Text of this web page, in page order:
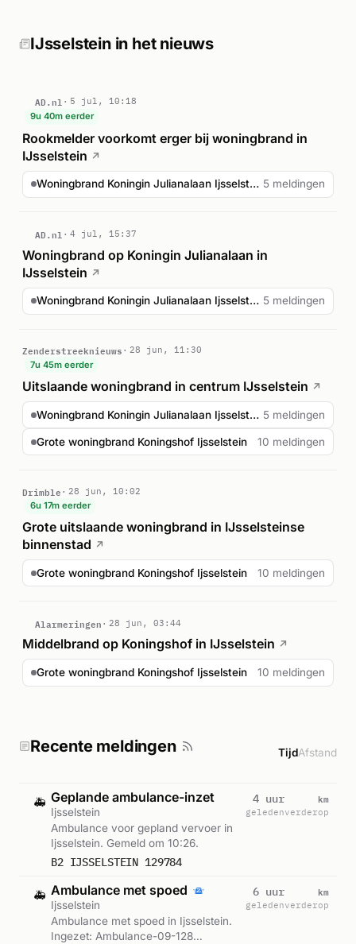
werd meerdere keren gealarmeerd, wat wijst op
aanhoudende medische interventies. Meer details over de
IJsselstein in het nieuws
AD.nl
5 jul, 10:18
9u 40m eerder
Rookmelder voorkomt erger bij woningbrand in
IJsselstein ↗
Woningbrand Koningin Julianalaan Ijsselstein 5 meldingen
AD.nl 4 jul, 15:37
Woningbrand op Koningin Julianalaan in
IJsselstein ↗
Woningbrand Koningin Julianalaan Ijsselstein 5 meldingen
Zenderstreeknieuws
28 jun, 11:30
7u 45m eerder
Uitslaande woningbrand in centrum IJsselstein ↗
Woningbrand Koningin Julianalaan Ijsselstein 5 meldingen
Grote woningbrand Koningshof Ijsselstein 10 meldingen
Drimble
28 jun, 10:02
6u 17m eerder
Grote uitslaande woningbrand in IJsselsteinse
binnenstad ↗
Grote woningbrand Koningshof Ijsselstein 10 meldingen
Alarmeringen 28 jun, 03:44
Middelbrand op Koningshof in IJsselstein ↗
Grote woningbrand Koningshof Ijsselstein 10 meldingen
Recente meldingen TijdAfstand
🚑 Geplande ambulance-inzet
Ijsselstein
Ambulance voor gepland vervoer in
Ijsselstein. Gemeld om 10:26.
B2 IJSSELSTEIN 129784
4 uur
geleden
km
verderop
🚑 Ambulance met spoed
Ijsselstein
Ambulance met spoed in Ijsselstein.
Ingezet: Ambulance-09-128
6 uur
geleden
km
verderop